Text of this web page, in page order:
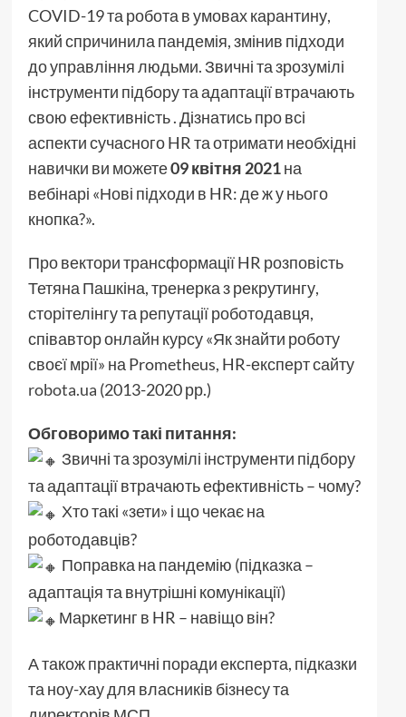
COVID-19 та робота в умовах карантину,
який спричинила пандемія, змінив підходи
до управління людьми. Звичні та зрозумілі
інструменти підбору та адаптації втрачають
свою ефективність . Дізнатись про всі
аспекти сучасного HR та отримати необхідні
навички ви можете09 квітня 2021на
вебінарі «Нові підходи в HR: де ж у нього
кнопка?».
Про вектори трансформації HR розповість
Тетяна Пашкіна, тренерка з рекрутингу,
сторітелінгу та репутації роботодавця,
співавтор онлайн курсу «Як знайти роботу
своєї мрії» на Prometheus, HR-експерт сайту
robota.ua (2013-2020 рр.)
Обговоримо такі питання:
Звичні та зрозумілі інструменти підбору
та адаптації втрачають ефективність – чому?
Хто такі «зети» і що чекає на
роботодавців?
Поправка на пандемію (підказка –
адаптація та внутрішні комунікації)
Маркетинг в HR – навіщо він?
А також практичні поради експерта, підказки
та ноу-хау для власників бізнесу та